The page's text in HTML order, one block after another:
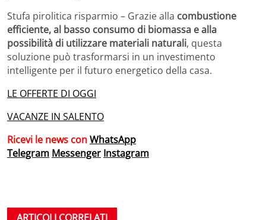
Stufa pirolitica risparmio – Grazie alla combustione
efficiente, al basso consumo di biomassa e alla
possibilità di utilizzare materiali naturali, questa
soluzione può trasformarsi in un investimento
intelligente per il futuro energetico della casa.
LE OFFERTE DI OGGI
VACANZE IN SALENTO
Ricevi le news conWhatsApp
Telegram Messenger Instagram
ARTICOLI CORRELATI